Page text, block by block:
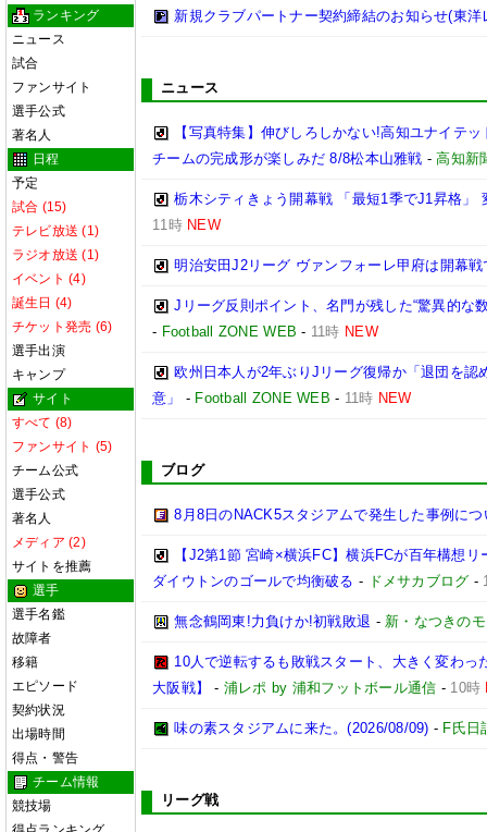
ランキング
ニュース
試合
ファンサイト
選手公式
著名人
日程
予定
試合 (15)
テレビ放送 (1)
ラジオ放送 (1)
イベント (4)
誕生日 (4)
チケット発売 (6)
選手出演
キャンプ
サイト
すべて (8)
ファンサイト (5)
チーム公式
選手公式
著名人
メディア (2)
サイトを推薦
選手
選手名鑑
故障者
移籍
エピソード
契約状況
出場時間
得点・警告
チーム情報
競技場
新規クラブパートナー契約締結のお知らせ(東洋
ニュース
【写真特集】伸びしろしかない!高知ユナイテ
チームの完成形が楽しみだ 8/8松本山雅戦 -高知新
栃木シティきょう開幕戦 「最短1季でJ1昇格」
11時 NEW
明治安田J2リーグ ヴァンフォーレ甲府は開幕
Jリーグ反則ポイント、名門が残した“驚異的
- Football ZONE WEB - 11時 NEW
欧州日本人が2年ぶりJリーグ復帰か「退団を
意」
- Football ZONE WEB - 11時 NEW
ブログ
8月8日のNACK5スタジアムで発生した事例につ
【J2第1節 宮崎×横浜FC】横浜FCが百年構想
ダイウトンのゴールで均衡破る - ドメサカブログ -
無念鶴岡東!力負けか!初戦敗退 - 新・なつきの
10人で逆転するも敗戦スタート、大きく変わ
大阪戦】
- 浦レポ by 浦和フットボール通信 - 10時
味の素スタジアムに来た。(2026/08/09) - F氏日
リーグ戦